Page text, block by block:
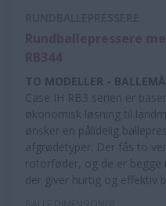
TO MODELLER -
Case IH RB3 serien er
økonomisk løsning til
ønsker en pålidelig
afgrødetyper. Der fås to
rotorføder, og de er begge
der giver hurtig og effektiv